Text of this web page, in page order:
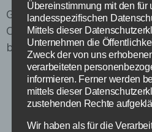
Gerne beraten wir Sie
Online-Präsentation auch am
bewusst ist, dass die Zeit
Übereinstimmung mit den für
landesspezifischen
Mittels dieser
Unternehmen die
Zweck der von uns
verarbeiteten
informieren. Ferner werden
mittels dieser
zustehenden Rechte
Wir haben als für die